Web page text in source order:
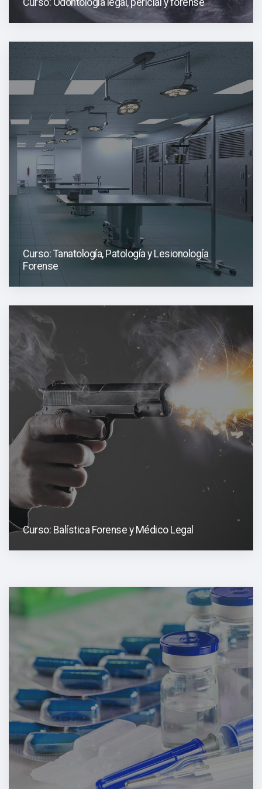
Curso: Odontología legal, pericial y forense
Curso: Tanatología, Patología y Lesionología
Forense
Curso: Balística Forense y Médico Legal